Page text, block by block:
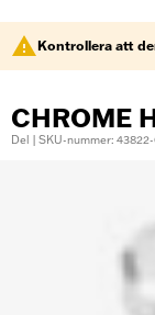
Kontrollera att
CHROME
Del | SKU-nummer: 43822-